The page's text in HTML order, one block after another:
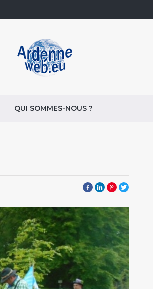
QUI SOMMES-NOUS ?